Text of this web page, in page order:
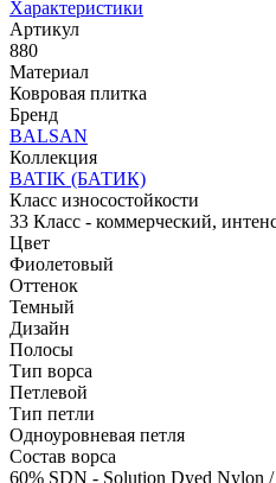
Характеристики
Артикул
880
Материал
Ковровая плитка
Бренд
BALSAN
Коллекция
BATIK (БАТИК)
Класс износостойкости
33 Класс - коммерческий,
Цвет
Фиолетовый
Оттенок
Темный
Дизайн
Полосы
Тип ворса
Петлевой
Тип петли
Одноуровневая петля
Состав ворса
60% SDN - Solution Dyed Nylon